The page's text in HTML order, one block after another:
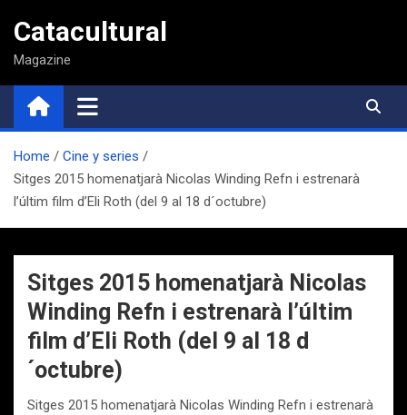
contenido
Catacultural
Magazine
Home
Cine y series
Sitges 2015 homenatjarà Nicolas Winding Refn i estrenarà
l’últim film d’Eli Roth (del 9 al 18 d´octubre)
Sitges 2015 homenatjarà Nicolas
Winding Refn i estrenarà l’últim
film d’Eli Roth (del 9 al 18 d
´octubre)
Sitges 2015 homenatjarà Nicolas Winding Refn i estrenarà